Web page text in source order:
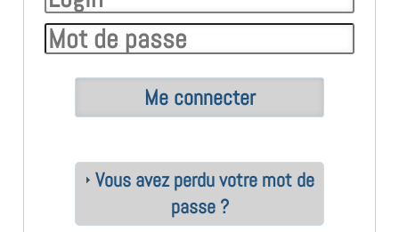
Vous avez perdu votre mot de
passe ?